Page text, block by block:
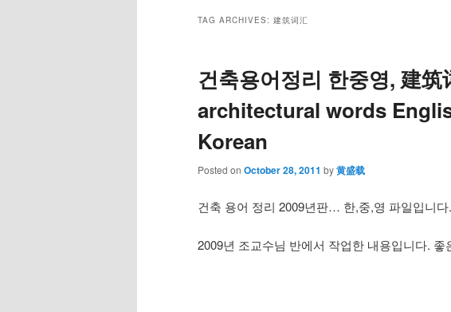
TAG ARCHIVES: 建筑词汇
건축용어정리 한중영, 建
architectural words
Korean
Posted on October 28, 2011 by黄盛载
건축 용어 정리 2009년판… 한,중,영 파일입니다.
2009년 조교수님 반에서 작업한 내용입니다. 좋